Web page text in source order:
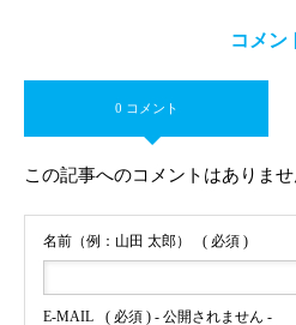
コメン
0 コメント
この記事へのコメントはありませ
名前（例：山田 太郎） ( 必須 )
E-MAIL ( 必須 ) - 公開されません -